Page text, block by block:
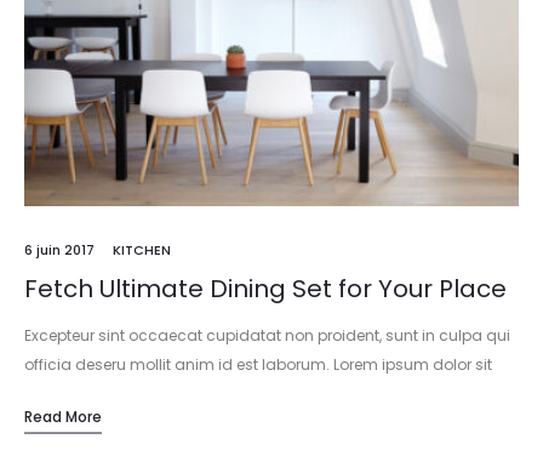
6 juin 2017 KITCHEN
Fetch Ultimate Dining Set for Your Place
Excepteur sint occaecat cupidatat non proident, sunt in culpa qui
officia deseru mollit anim id est laborum. Lorem ipsum dolor sit
incididunt…
Read More